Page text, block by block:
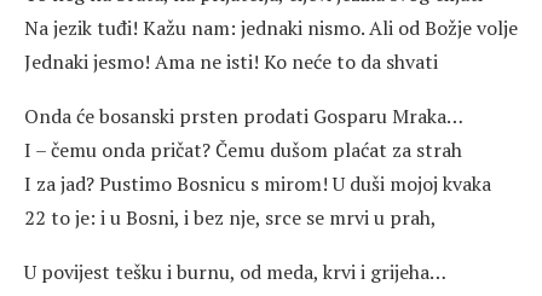
Na jezik tuđi! Kažu nam: jednaki nismo. Ali od Božje volje
Jednaki jesmo! Ama ne isti! Ko neće to da shvati
Onda će bosanski prsten prodati Gosparu Mraka…
I – čemu onda pričat? Čemu dušom plaćat za strah
I za jad? Pustimo Bosnicu s mirom! U duši mojoj kvaka
22 to je: i u Bosni, i bez nje, srce se mrvi u prah,
U povijest tešku i burnu, od meda, krvi i grijeha…